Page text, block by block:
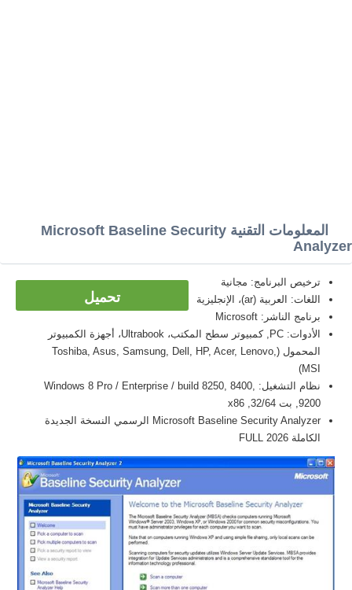
المعلومات التقنية Microsoft Baseline Security
تحميل
ترخيص البرنامج: مجانية
اللغات: العربية (ar)، الإنجليزية
برنامج الناشر: Microsoft
الأدوات: PC, كمبيوتر سطح المكتب، Ultrabook، أجهزة الكمبيوتر
المحمول (Toshiba, Asus, Samsung, Dell, HP, Acer, Lenovo,
MSI)
نظام التشغيل: Windows 8 Pro / Enterprise / build 8250, 8400,
9200, بت 32/64, x86
Microsoft Baseline Security Analyzer الرسمي النسخة الجديدة
الكاملة FULL 2026